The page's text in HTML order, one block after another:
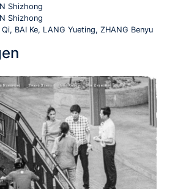
Shizhong
Shizhong
Qi, BAI Ke, LANG Yueting, ZHANG Benyu